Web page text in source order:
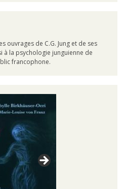
ouvrages de C.G. Jung et de ses
à la psychologie junguienne de
francophone.